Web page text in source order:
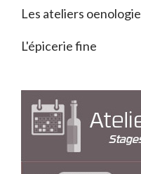
Les ateliers oenologie
L'épicerie fine